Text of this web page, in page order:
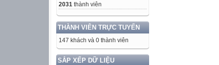
2031 thành viên
THÀNH VIÊN TRỰC TUYẾN
147 khách và 0 thành viên
SẮP XẾP DỮ LIỆU